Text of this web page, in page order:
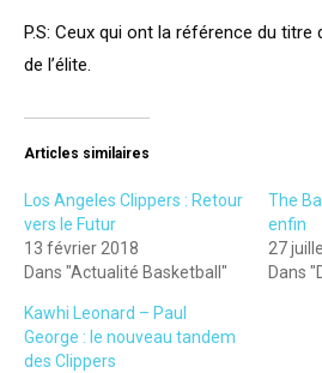
P.S: Ceux qui ont la référence du
de l’élite.
Articles similaires
Los Angeles Clippers : Retour
vers le Futur
13 février 2018
Dans "Actualité Basketball"
The
enfin
27
Dans
Kawhi Leonard – Paul
George : le nouveau tandem
des Clippers